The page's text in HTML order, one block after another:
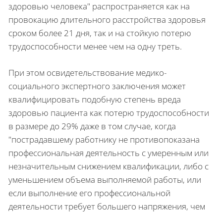
здоровью человека" распространяется как на
провокацию длительного расстройства здоровья
сроком более 21 дня, так и на стойкую потерю
трудоспособности менее чем на одну треть.
При этом освидетельствование медико-
социального экспертного заключения может
квалифицировать подобную степень вреда
здоровью пациента как потерю трудоспособности
в размере до 29% даже в том случае, когда
"пострадавшему работнику не противопоказана
профессиональная деятельность с умеренным или
незначительным снижением квалификации, либо с
уменьшением объема выполняемой работы, или
если выполнение его профессиональной
деятельности требует большего напряжения, чем